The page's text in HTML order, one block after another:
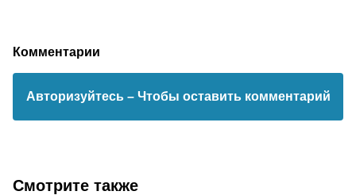
Комментарии
Авторизуйтесь – Чтобы оставить комментарий
Смотрите также